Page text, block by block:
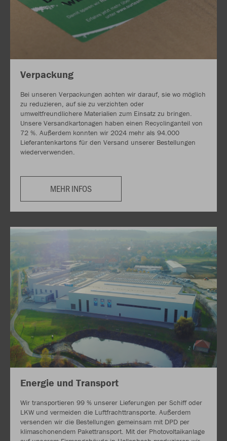
Verpackung
Bei unseren Verpackungen achten wir darauf, sie wo möglich
zu reduzieren, auf sie zu verzichten oder
umweltfreundlichere Materialien zum Einsatz zu bringen.
Unsere Versandkartonagen haben einen Recyclinganteil von
72 %. Außerdem konnten wir 2024 mehr als 94.000
Lieferantenkartons für den Versand unserer Bestellungen
wiederverwenden.
MEHR INFOS
Energie und Transport
Wir transportieren 99 % unserer Lieferungen per Schiff oder
LKW und vermeiden die Luftfrachttransporte. Außerdem
versenden wir die Bestellungen gemeinsam mit DPD per
klimaschonendem Pakettransport. Mit der Photovoltaikanlage